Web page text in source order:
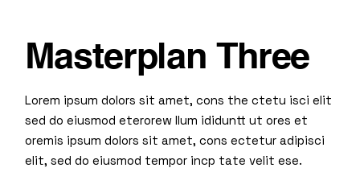
Masterplan Three
Lorem ipsum dolors sit amet, cons the ctetu isci elit
sed do eiusmod eterorew llum ididuntt ut ores et
oremis ipsum dolors sit amet, cons ectetur adipisci
elit, sed do eiusmod tempor incp tate velit ese.